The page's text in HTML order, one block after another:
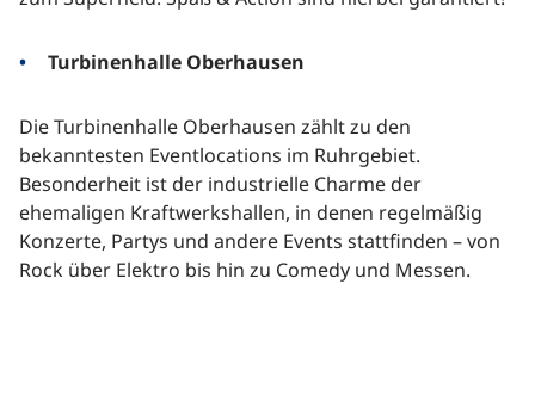
Turbinenhalle Oberhausen
Die Turbinenhalle Oberhausen zählt zu den
bekanntesten Eventlocations im Ruhrgebiet.
Besonderheit ist der industrielle Charme der
ehemaligen Kraftwerkshallen, in denen regelmäßig
Konzerte, Partys und andere Events stattfinden – von
Rock über Elektro bis hin zu Comedy und Messen.